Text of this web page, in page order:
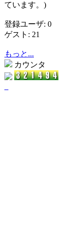
ています。)
登録ユーザ: 0
ゲスト: 21
もっと...
カウンタ